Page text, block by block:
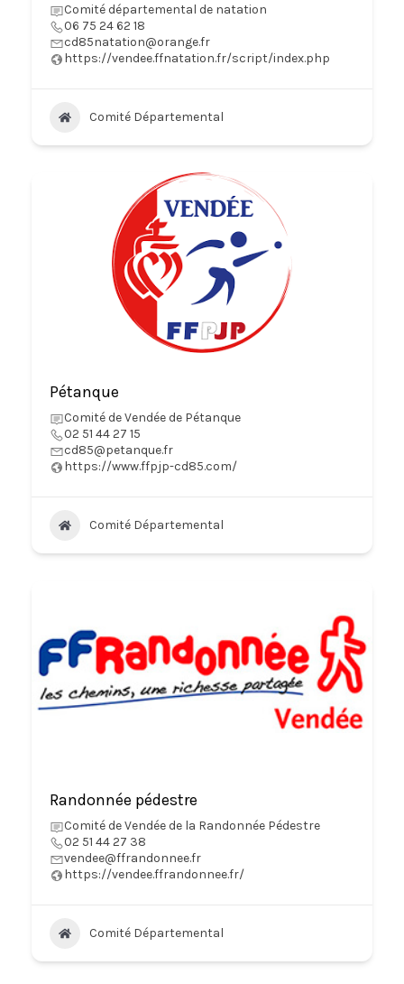
Comité départemental de natation
06 75 24 62 18
cd85natation@orange.fr
https://vendee.ffnatation.fr/script/index.php
Comité Départemental
Pétanque
Comité de Vendée de Pétanque
02 51 44 27 15
cd85@petanque.fr
https://www.ffpjp-cd85.com/
Comité Départemental
Randonnée pédestre
Comité de Vendée de la Randonnée Pédestre
02 51 44 27 38
vendee@ffrandonnee.fr
https://vendee.ffrandonnee.fr/
Comité Départemental